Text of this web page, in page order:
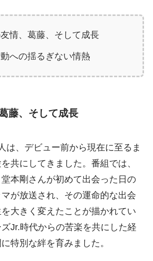
情、葛藤、そして成長
への揺るぎない情熱
藤、そして成長
は、デビュー前から現在に至るま
共にしてきました。番組では、
本剛さんが初めて出会った日の
が放送され、その運命的な出会
大きく変えたことが描かれてい
Jr.時代からの苦楽を共にした経
特別な絆を育みました。